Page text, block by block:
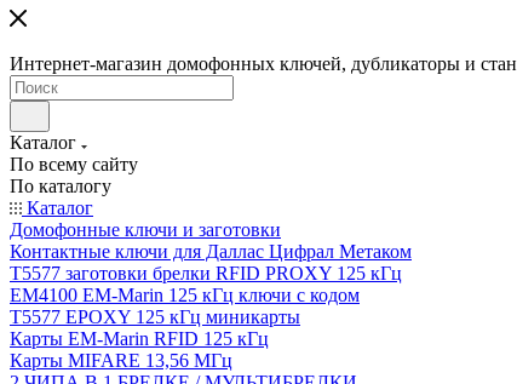
Интернет-магазин домофонных ключей, дубликаторы и
Каталог
По всему сайту
По каталогу
Каталог
Домофонные ключи и заготовки
Контактные ключи для Даллас Цифрал Метаком
T5577 заготовки брелки RFID PROXY 125 кГц
EM4100 EM-Marin 125 кГц ключи с кодом
T5577 EPOXY 125 кГц миникарты
Карты EM-Marin RFID 125 кГц
Карты MIFARE 13,56 МГц